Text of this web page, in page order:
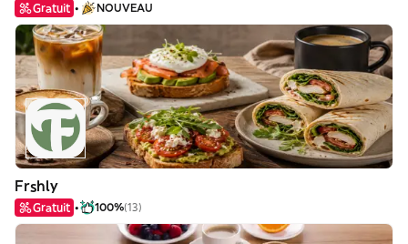
Gratuit NOUVEAU
Frshly
Gratuit 100%(13)